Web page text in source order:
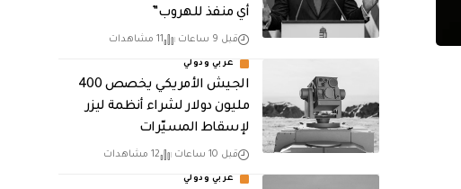
أي منفذ للهروب”
قبل 9 ساعات 11 مشاهدات
عربي ودولي
الجيش الأمريكي يخصص 400
مليون دولار لشراء أنظمة ليزر
لإسقاط المسيّرات
قبل 10 ساعات 12 مشاهدات
عربي ودولي